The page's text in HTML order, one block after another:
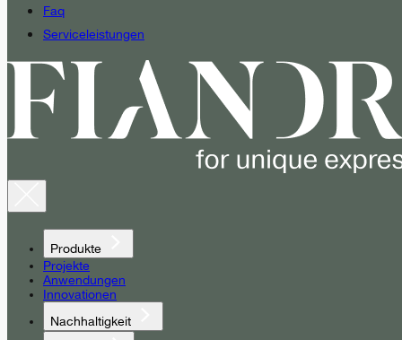
Faq
Serviceleistungen
Produkte
Projekte
Anwendungen
Innovationen
Nachhaltigkeit